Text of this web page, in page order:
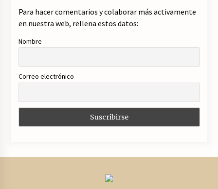
Para hacer comentarios y colaborar más activamente
en nuestra web, rellena estos datos:
Nombre
Correo electrónico